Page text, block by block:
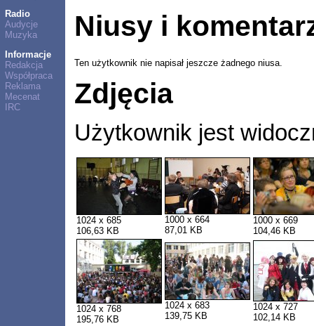
Radio
Audycje
Muzyka
Informacje
Redakcja
Współpraca
Reklama
Mecenat
IRC
Niusy i
Ten użytkownik nie napisał jeszcze żadnego niusa.
Zdjęcia
Użytkownik jest
1024 x 685
106,63 KB
1000 x 664
87,01 KB
1000 x 669
104,46 KB
1024 x 768
195,76 KB
1024 x 683
139,75 KB
1024 x 727
102,14 KB